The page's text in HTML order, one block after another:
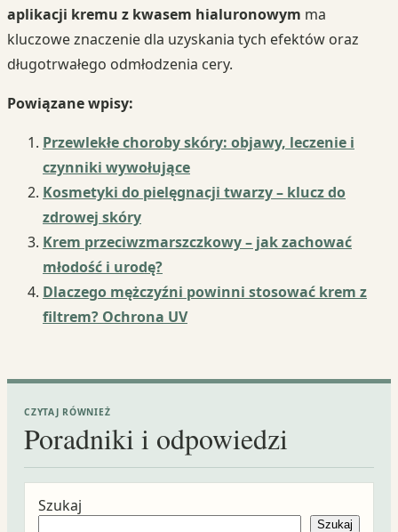
aplikacji kremu z kwasem hialuronowym ma
kluczowe znaczenie dla uzyskania tych efektów oraz
długotrwałego odmłodzenia cery.
Powiązane wpisy:
Przewlekłe choroby skóry: objawy, leczenie i
czynniki wywołujące
Kosmetyki do pielęgnacji twarzy – klucz do
zdrowej skóry
Krem przeciwzmarszczkowy – jak zachować
młodość i urodę?
Dlaczego mężczyźni powinni stosować krem z
filtrem? Ochrona UV
CZYTAJ RÓWNIEŻ
Poradniki i odpowiedzi
Szukaj
Szukaj